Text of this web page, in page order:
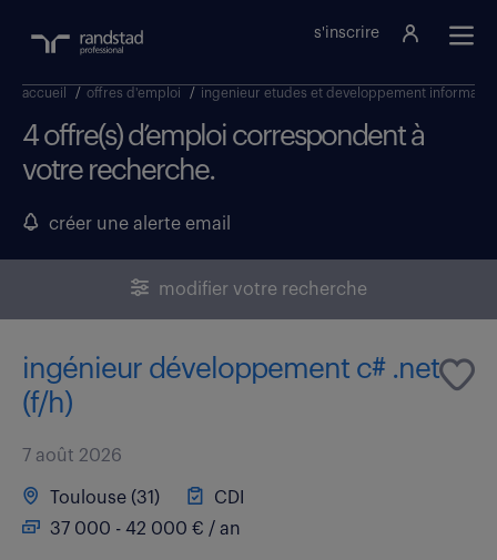
s'inscrire
accueil / offres d'emploi / ingenieur etudes et developpement
4 offre(s) d’emploi correspondent à
votre recherche.
créer une alerte email
modifier votre recherche
ingénieur développement c# .net
(f/h)
7 août 2026
Toulouse (31)
CDI
37 000 - 42 000 € / an